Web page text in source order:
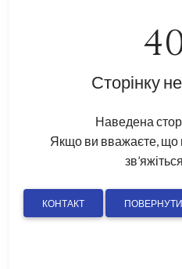
Сторінку
Наведена
Якщо ви вважаєте, що
КОНТАКТ